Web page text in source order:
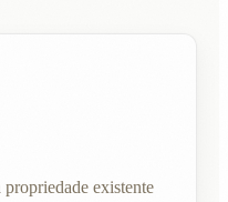
existente